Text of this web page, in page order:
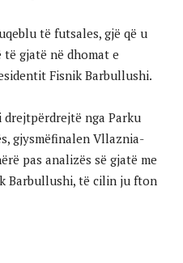
të futsales, gjë që u
të gjatë në dhomat e
Fisnik Barbullushi.
nga Parku
gjysmëfinalen Vllaznia-
pas analizës së gjatë me
Barbullushi, të cilin ju fton